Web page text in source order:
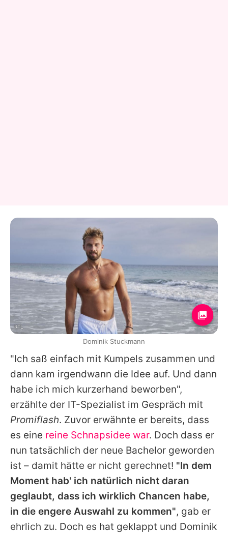
"Ich saß einfach mit Kumpels zusammen und
dann kam irgendwann die Idee auf. Und dann
habe ich mich kurzerhand beworben",
erzählte der IT-Spezialist im Gespräch mit
Promiflash. Zuvor erwähnte er bereits, dass
es eine reine Schnapsidee war. Doch dass er
nun tatsächlich der neue Bachelor geworden
ist – damit hätte er nicht gerechnet! "In dem
Moment hab' ich natürlich nicht daran
geglaubt, dass ich wirklich Chancen habe,
in die engere Auswahl zu kommen", gab er
ehrlich zu. Doch es hat geklappt und Dominik
RTL
Dominik Stuckmann